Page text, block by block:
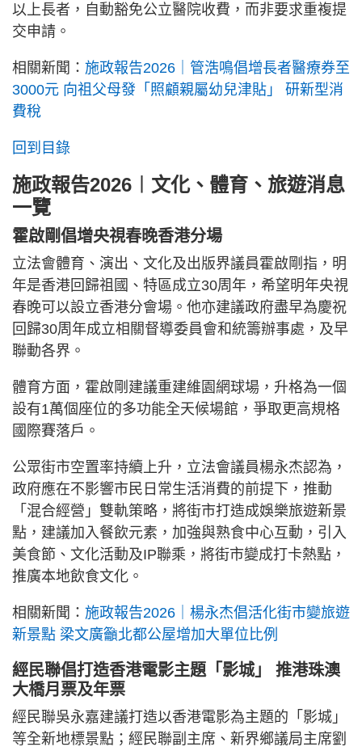
以上長者，自動豁免公立醫院收費，而非要求重複提
交申請。
相關新聞： 施政報告2026｜管浩鳴倡增長者醫療券至
3000元 向祖父母發「照顧親屬幼兒津貼」 研新型消
費稅
回到目錄
施政報告2026︱文化、體育、旅遊消息
一覽
霍啟剛倡增央視春晚香港分場
立法會體育、演出、文化及出版界議員霍啟剛指，明
年是香港回歸祖國、特區成立30周年，希望明年央視
春晚可以設立香港分會場。他亦建議政府盡早為慶祝
回歸30周年成立相關督導委員會和統籌辦事處，及早
聯動各界。
體育方面，霍啟剛建議重建維園網球場，升格為一個
設有1萬個座位的多功能全天候場館，爭取更高規格
國際賽落戶。
公眾街市空置率持續上升，立法會議員楊永杰認為，
政府應在不影響市民日常生活消費的前提下，推動
「混合經營」雙軌策略，將街市打造成娛樂旅遊新景
點，建議加入餐飲元素，加強與熟食中心互動，引入
美食節、文化活動及IP聯乘，將街市變成打卡熱點，
推廣本地飲食文化。
相關新聞： 施政報告2026｜楊永杰倡活化街市變旅遊
新景點 梁文廣籲北都公屋增加大單位比例
經民聯倡打造香港電影主題「影城」 推港珠澳
大橋月票及年票
經民聯吳永嘉建議打造以香港電影為主題的「影城」
等全新地標景點；經民聯副主席、新界鄉議局主席劉